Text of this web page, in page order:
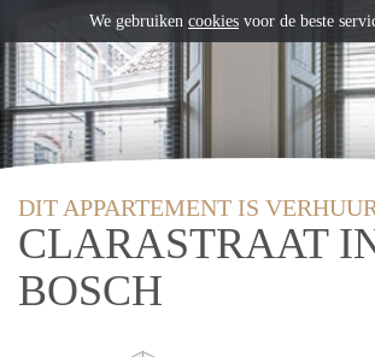
DIT APPARTEMENT IS
CLARASTRAAT
BOSCH
We gebruiken cookies voor de beste